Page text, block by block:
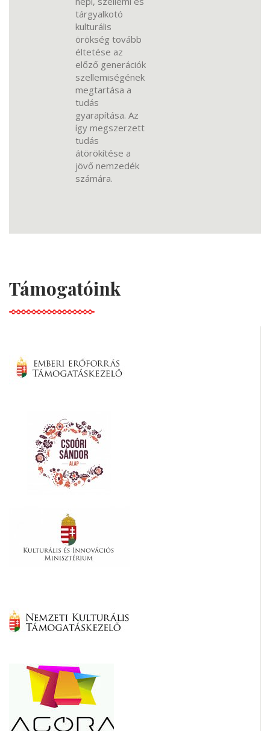
tárgyalkotó
kulturális
örökség tovább
éltetése az
előző generációk
szellemiségének
megtartása a
tudás
gyarapítása. Az
így megszerzett
tudás
átörökítése a
jövő nemzedék
számára.
Támogatóink